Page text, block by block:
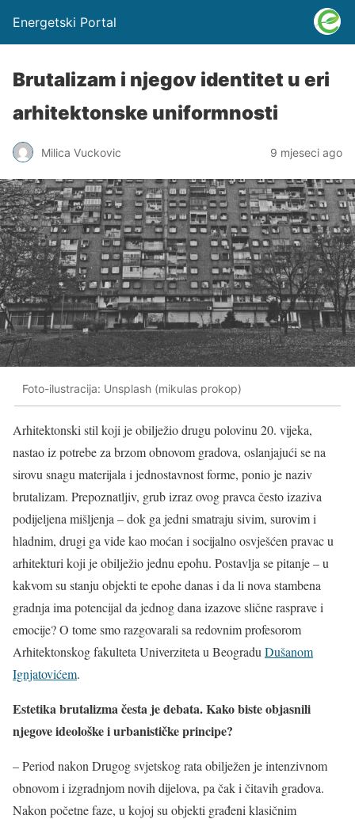
Energetski Portal
Brutalizam i njegov identitet u eri
arhitektonske uniformnosti
Milica Vuckovic 9 mjeseci ago
Foto-ilustracija: Unsplash (mikulas prokop)
Arhitektonski stil koji je obilježio drugu polovinu 20. vijeka,
nastao iz potrebe za brzom obnovom gradova, oslanjajući se na
sirovu snagu materijala i jednostavnost forme, ponio je naziv
brutalizam. Prepoznatljiv, grub izraz ovog pravca često izaziva
podijeljena mišljenja – dok ga jedni smatraju sivim, surovim i
hladnim, drugi ga vide kao moćan i socijalno osvješćen pravac u
arhitekturi koji je obilježio jednu epohu. Postavlja se pitanje – u
kakvom su stanju objekti te epohe danas i da li nova stambena
gradnja ima potencijal da jednog dana izazove slične rasprave i
emocije? O tome smo razgovarali sa redovnim profesorom
Arhitektonskog fakulteta Univerziteta u Beogradu Dušanom
Ignjatovićem.
Estetika brutalizma česta je debata. Kako biste objasnili
njegove ideološke i urbanističke principe?
– Period nakon Drugog svjetskog rata obilježen je intenzivnom
obnovom i izgradnjom novih dijelova, pa čak i čitavih gradova.
Nakon početne faze, u kojoj su objekti građeni klasičnim